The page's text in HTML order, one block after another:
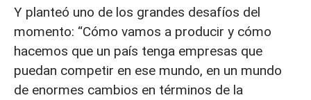
Y planteó uno de los grandes desafíos del
momento: “Cómo vamos a producir y cómo
hacemos que un país tenga empresas que
puedan competir en ese mundo, en un mundo
de enormes cambios en términos de la